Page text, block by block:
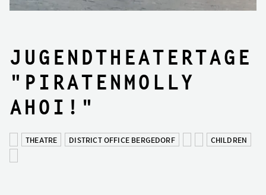
Jugendtheatertage
"Piratenmolly
Ahoi!"
THEATRE DISTRICT OFFICE BERGEDORF CHILDREN